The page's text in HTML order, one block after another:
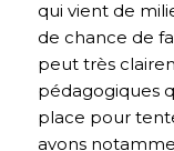
qui vient de
de chance de
peut très
pédagogiques
place pour
avons